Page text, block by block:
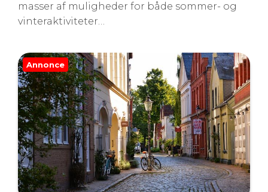
masser af muligheder for både sommer- og
vinteraktiviteter…
Annonce